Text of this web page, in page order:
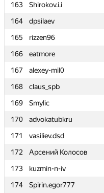
163
Shirokov.i.i
164
dpsilaev
165
rizzen96
166
eatmore
167
alexey-mil0
168
claus_spb
169
Smylic
170
advokatubkru
171
vasiliev.dsd
172
Арсений Колосов
173
kuzmin-n-iv
174
Spirin.egor777
163
Shirokov.i.i
164
dpsilaev
165
rizzen96
166
eatmore
167
alexey-mil0
168
claus_spb
169
Smylic
170
advokatubkru
171
vasiliev.dsd
172
Арсений Колосов
173
kuzmin-n-iv
174
Spirin.egor777